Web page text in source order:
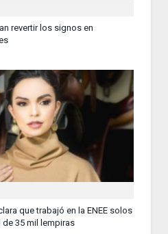
revertir los signos en
que trabajó en la ENEE solos
35 mil lempiras